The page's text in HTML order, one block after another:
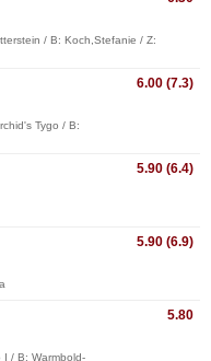
/ B: Koch,Stefanie / Z:
6.00 (7.3)
Tygo / B:
5.90 (6.4)
5.90 (6.9)
5.80
I / B: Warmbold-